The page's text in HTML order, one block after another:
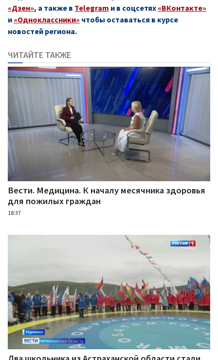
«Дзен», а также в Telegram и в соцсетях «ВКонтакте»
и «Одноклассники» чтобы оставаться в курсе
новостей региона.
ЧИТАЙТЕ ТАКЖЕ
Вести. Медицина. К началу месячника здоровья
для пожилых граждан
18:37